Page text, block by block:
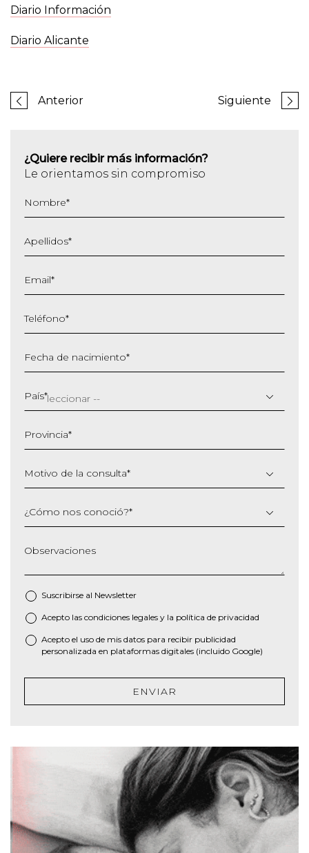
Diario Información
Diario Alicante
Anterior Siguiente
¿Quiere recibir más información?
Le orientamos sin compromiso
Nombre*
Apellidos*
Email*
Teléfono*
Fecha de nacimiento*
barra
MM
AAAA
País*
Provincia*
Motivo de la consulta*
¿Cómo nos conoció?*
Observaciones
Suscribirse al Newsletter
* Acepto las condiciones legales y la política de privacidad
Acepto el uso de mis datos para recibir publicidad
personalizada en plataformas digitales (incluido Google)
ENVIAR